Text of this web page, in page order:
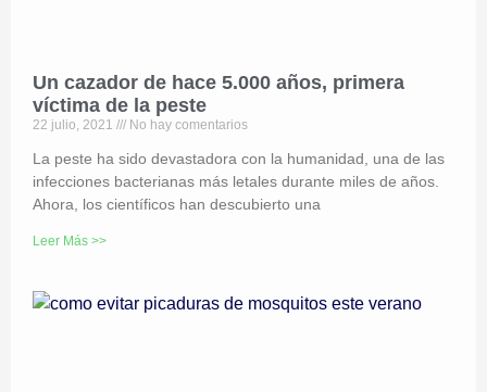
Un cazador de hace 5.000 años, primera
víctima de la peste
22 julio, 2021 No hay comentarios
La peste ha sido devastadora con la humanidad, una de las
infecciones bacterianas más letales durante miles de años.
Ahora, los científicos han descubierto una
Leer Más >>